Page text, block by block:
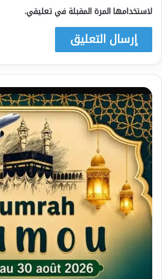
لاستخدامها المرة المقبلة في تعليقي.